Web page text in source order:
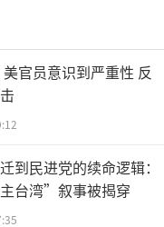
官员意识到严重性 反
到民进党的续命逻辑：
台湾”叙事被揭穿